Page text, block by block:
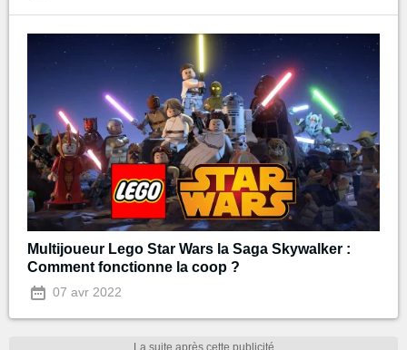
Multijoueur Lego Star Wars la Saga Skywalker :
Comment fonctionne la coop ?
07 avr 2022